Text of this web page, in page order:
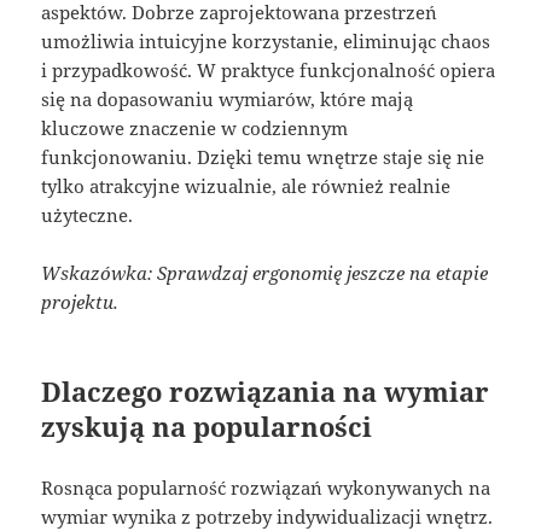
aspektów. Dobrze zaprojektowana przestrzeń
umożliwia intuicyjne korzystanie, eliminując chaos
i przypadkowość. W praktyce funkcjonalność opiera
się na dopasowaniu wymiarów, które mają
kluczowe znaczenie w codziennym
funkcjonowaniu. Dzięki temu wnętrze staje się nie
tylko atrakcyjne wizualnie, ale również realnie
użyteczne.
Wskazówka: Sprawdzaj ergonomię jeszcze na etapie
projektu.
Dlaczego rozwiązania na wymiar
zyskują na popularności
Rosnąca popularność rozwiązań wykonywanych na
wymiar wynika z potrzeby indywidualizacji wnętrz.